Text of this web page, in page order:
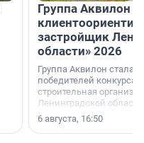
Группа Аквилон
застройщик
области» 2026
Группа Аквилон стала
победителей конкурса
строительная
Ленинградской области
номинации «Самый
застройщик
6 августа, 16:50